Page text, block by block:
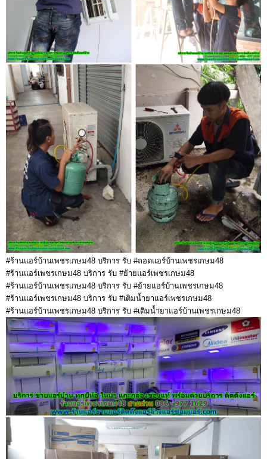
#ร้านแอร์บ้านเพชรเกษม48 บริการ รับ #ถอดแอร์บ้านเพชรเกษม48
#ร้านแอร์เพชรเกษม48 บริการ รับ #ย้ายแอร์เพชรเกษม48
#ร้านแอร์บ้านเพชรเกษม48 บริการ รับ #ย้ายแอร์บ้านเพชรเกษม48
#ร้านแอร์เพชรเกษม48 บริการ รับ #เติมน้ำยาแอร์เพชรเกษม48
#ร้านแอร์บ้านเพชรเกษม48 บริการ รับ #เติมน้ำยาแอร์บ้านเพชรเกษม48